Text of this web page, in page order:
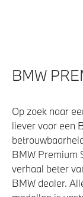
Aandrijving
Anti blokkeer
Steptronic
BMW
Op zoek naar
liever voor een
BMW Premium
verhaal beter
BMW dealer.